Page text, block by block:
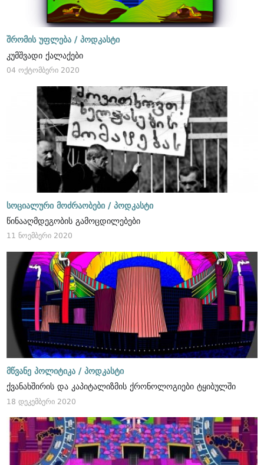
შრომის უფლება / პოდკასტი
კუმშვადი ქალაქები
04 ოქტომბერი 2020
სოციალური მოძრაობები / პოდკასტი
წინააღმდეგობის გამოცდილებები
11 ნოემბერი 2020
მწვანე პოლიტიკა / პოდკასტი
ქვანახშირის და კაპიტალიზმის ქრონოლოგიები ტყიბულში
18 დეკემბერი 2020